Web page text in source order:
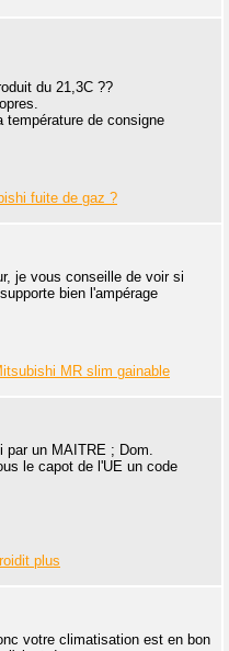
du 21,3C ??
température de consigne
fuite de gaz ?
je vous conseille de voir si
bien l'ampérage
MR slim gainable
par un MAITRE ; Dom.
le capot de l'UE un code
plus
votre climatisation est en bon